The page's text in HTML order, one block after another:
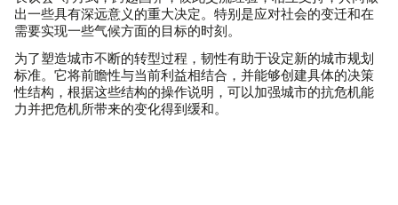
出一些具有深远意义的重大决定。特别是应对社会的变迁和在
需要实现一些气候方面的目标的时刻。
为了塑造城市不断的转型过程，韧性有助于设定新的城市规划
标准。它将前瞻性与当前利益相结合，并能够创建具体的决策
性结构，根据这些结构的操作说明，可以加强城市的抗危机能
力并把危机所带来的变化得到缓和。